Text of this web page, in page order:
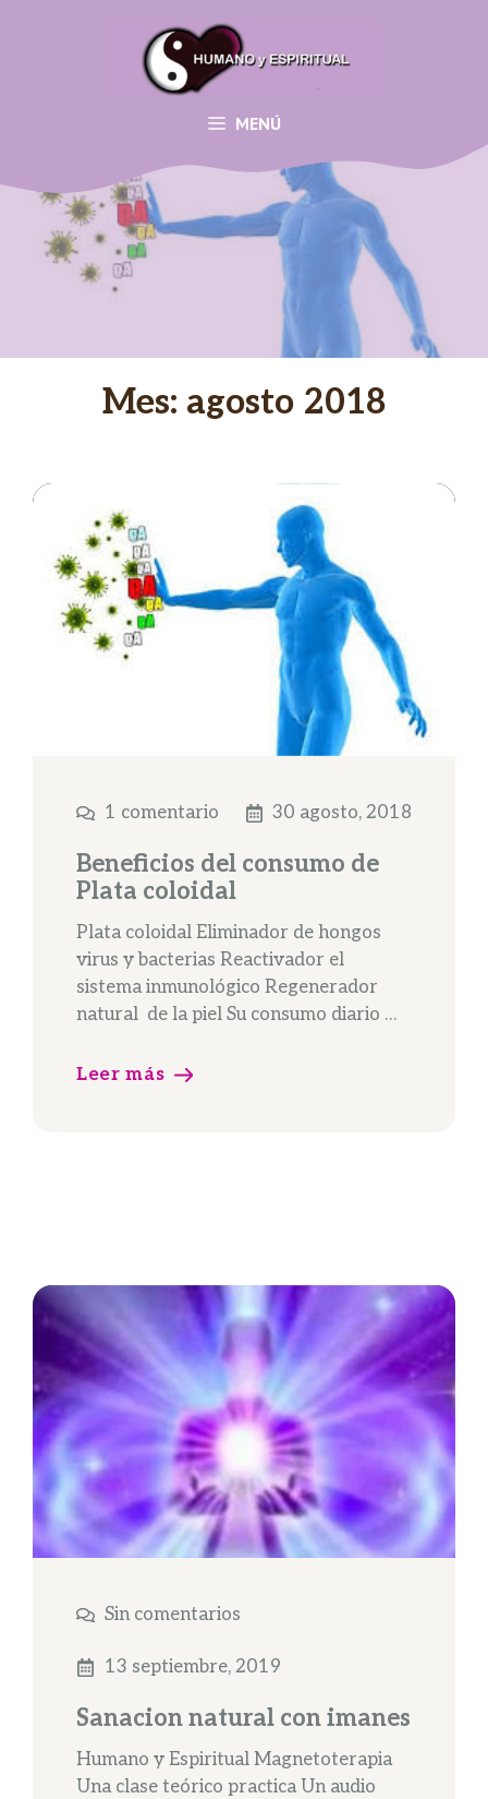
MENÚ
Mes: agosto 2018
1 comentario 30 agosto, 2018
Beneficios del consumo de
Plata coloidal
Plata coloidal Eliminador de hongos
virus y bacterias Reactivador el
sistema inmunológico Regenerador
natural de la piel Su consumo diario …
Leer más
Sin comentarios
13 septiembre, 2019
Sanacion natural con imanes
Humano y Espiritual Magnetoterapia
Una clase teórico practica Un audio